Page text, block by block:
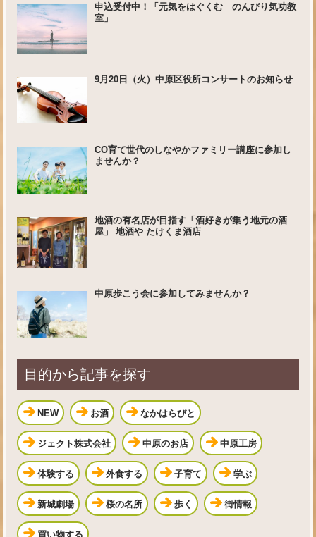
申込受付中！「元気をはぐくむ のんびり気功教
室」
9月20日（火）中原区役所コンサートのお知らせ
CO育て世代のしなやかファミリー講座に参加し
ませんか？
地酒の有名店が目指す「酒好きが集う地元の酒
屋」 地酒や たけくま酒店
中原歩こう会に参加してみませんか？
目的から記事を探す
NEW お酒 なかはらびと
ジェクト株式会社 中原のお店 中原工房
体験する 外食する 子育て 学ぶ
新城劇場 桜の名所 歩く 街情報
買い物する